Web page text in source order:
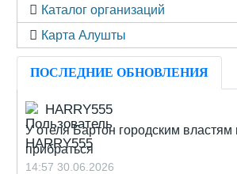
Каталог организаций
Карта Алушты
ПОСЛЕДНИЕ ОБНОВЛЕНИЯ
HARRY555
У отеля Бартон городским властям
прибраться
14:57 30.06.2026